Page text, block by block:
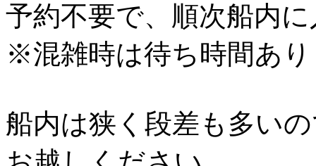
予約不要で、順次船内
※混雑時は待ち時間あり
船内は狭く段差も多い